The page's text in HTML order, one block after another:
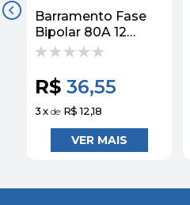
Barramento Fase
Bipolar 80A 12
Polos EZ9X33212
R$ 36,55
3x de R$ 12,18